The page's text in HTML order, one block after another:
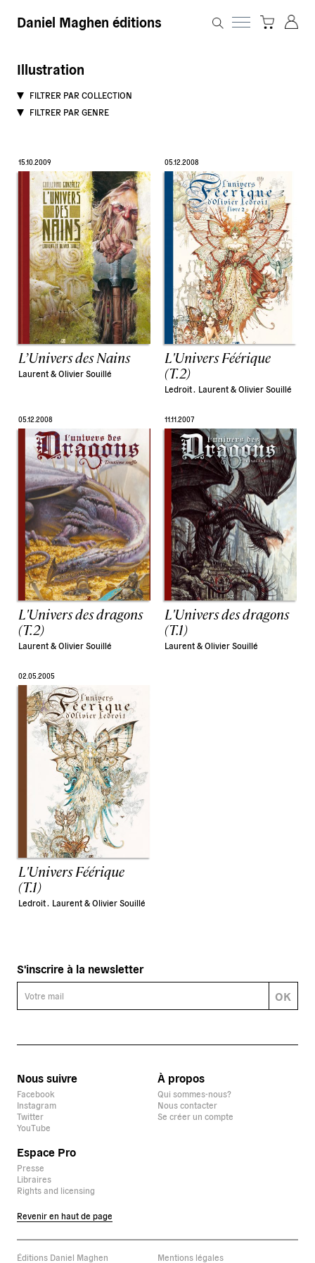
Daniel Maghen éditions
Illustration
FILTRER PAR COLLECTION
FILTRER PAR GENRE
15.10.2009
L’Univers des Nains
Laurent & Olivier Souillé
05.12.2008
L'Univers Féérique
(T.2)
Ledroit . Laurent & Olivier Souillé
05.12.2008
L'Univers des dragons
(T.2)
Laurent & Olivier Souillé
11.11.2007
L'Univers des dragons
(T.1)
Laurent & Olivier Souillé
02.05.2005
L'Univers Féérique
(T.1)
Ledroit . Laurent & Olivier Souillé
Nous suivre
Facebook
Instagram
Twitter
YouTube
À propos
Qui sommes-nous?
Nous contacter
Se créer un compte
Espace Pro
Presse
Libraires
Rights and licensing
Revenir en haut de page
S'inscrire à la newsletter
OK
Éditions Daniel Maghen Mentions légales